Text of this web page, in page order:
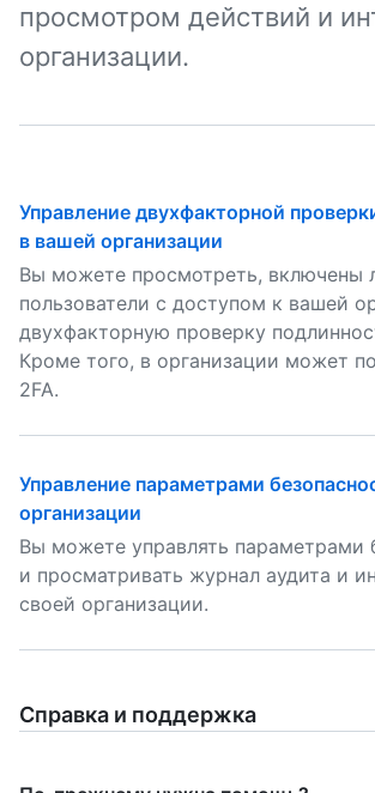
просмотром действий и
организации.
Управление двухфакторной
в вашей организации
Вы можете просмотреть, включены
пользователи с доступом к вашей
двухфакторную проверку
Кроме того, в организации может
2FA.
Управление параметрами
организации
Вы можете управлять параметрами
и просматривать журнал аудита и
своей организации.
Справка и поддержка